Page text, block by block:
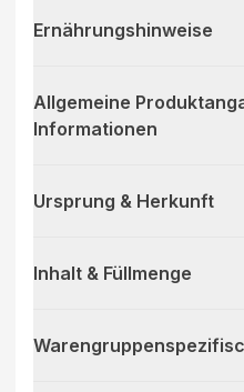
Ernährungshinweise
Allgemeine
Informationen
Ursprung & Herkunft
Inhalt & Füllmenge